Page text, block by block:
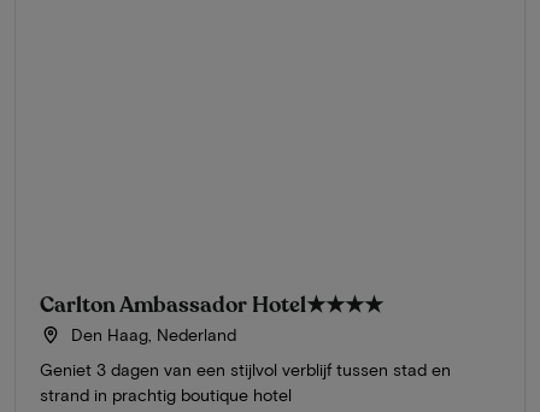
Carlton Ambassador Hotel★★★★
Den Haag, Nederland
Geniet 3 dagen van een stijlvol verblijf tussen stad en
strand in prachtig boutique hotel